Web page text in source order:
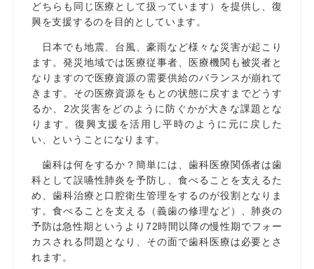
どちらも同じ医療として扱っています）を提供し、復
興を支援するのを目的としています。
日本でも地震、台風、豪雨など様々な災害が起こり
ます。発災地域では医療従事者、医療機関も被災者と
なりますので医療資源の需要供給のバランスが崩れて
きます。その医療資源をもとの状態に戻すまでどうす
るか、2次災害をどのように防ぐかが大きな課題とな
ります。復興支援を活用し平時のように元に戻した
い、ということになります。
歯科は何をするか？簡単には、歯科医療関係者は歯
科として誤嚥性肺炎を予防し、食べることを支えるた
め、歯科治療と口腔衛生管理をするのが役割となりま
す。食べることを支える（義歯の修理など）、肺炎の
予防は急性期というより72時間以降の慢性期でフォー
カスされる問題となり、その面で歯科医療は必要とさ
れます。